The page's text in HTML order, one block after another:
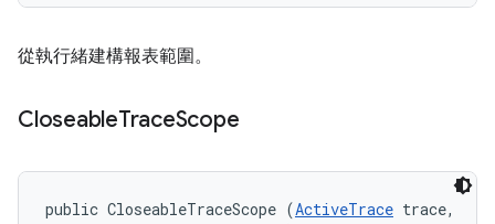
從執行緒建構報表範圍。
CloseableTraceScope
public CloseableTraceScope (ActiveTrace trace,